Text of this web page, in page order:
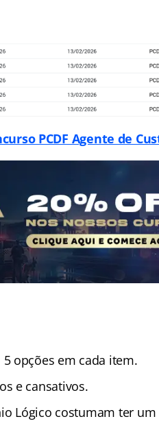
PCDF Agente de
opções em cada item.
e cansativos.
Lógico costumam ter